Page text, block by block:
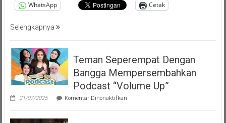
WhatsApp Cetak
Selengkapnya
Teman Seperempat Dengan
Bangga Mempersembahkan
Podcast “Volume Up”
21/07/2025 Komentar Dinonaktifkanpada
Seperempat